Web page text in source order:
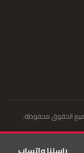
الحقوق محفوظة.